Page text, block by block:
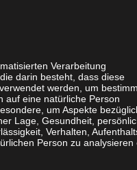
Verarbeitung
darin besteht, dass diese
werden, um
auf eine natürliche Person
um Aspekte
Lage, Gesundheit,
Verhalten,
Person zu analysieren